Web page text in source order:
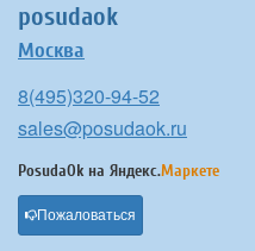
posudaok
Москва
8(495)320-94-52
sales@posudaok.ru
PosudaOk на Яндекс.Маркете
Пожаловаться